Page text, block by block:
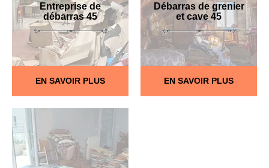
Entreprise de
débarras 45
EN SAVOIR PLUS
Débarras de grenier
et cave 45
EN SAVOIR PLUS